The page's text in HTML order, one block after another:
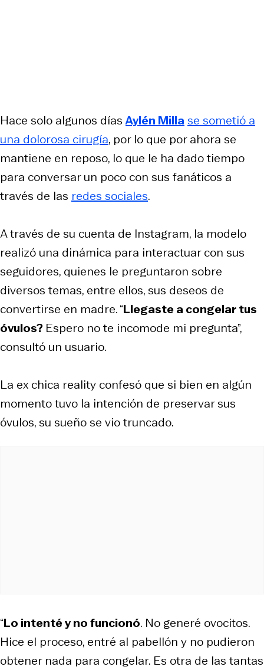
Hace solo algunos díasAylén Millase sometió a
una dolorosa cirugía, por lo que por ahora se
mantiene en reposo, lo que le ha dado tiempo
para conversar un poco con sus fanáticos a
través de las redes sociales.
A través de su cuenta de Instagram, la modelo
realizó una dinámica para interactuar con sus
seguidores, quienes le preguntaron sobre
diversos temas, entre ellos, sus deseos de
convertirse en madre. “Llegaste a congelar tus
óvulos? Espero no te incomode mi pregunta”,
consultó un usuario.
La ex chica reality confesó que si bien en algún
momento tuvo la intención de preservar sus
óvulos, su sueño se vio truncado.
“Lo intenté y no funcionó. No generé ovocitos.
Hice el proceso, entré al pabellón y no pudieron
obtener nada para congelar. Es otra de las tantas